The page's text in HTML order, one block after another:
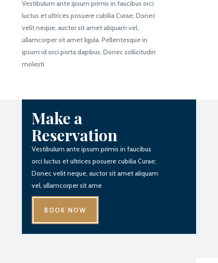
Vestibulum ante ipsum primis in faucibus orci
luctus et ultrices posuere cubilia Curae; Donec
velit neque, auctor sit amet aliquam vel,
ullamcorper sit amet ligula. Pellentesque in
ipsum id orci porta dapibus. Donec sollicitudin
molesti
Make a
Reservation
Vestibulum ante ipsum primis in faucibus
orci luctus et ultrices posuere cubilia Curae;
Donec velit neque, auctor sit amet aliquam
vel, ullamcorper sit ame
BOOK NOW